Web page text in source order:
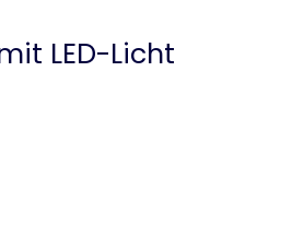
LED-Licht